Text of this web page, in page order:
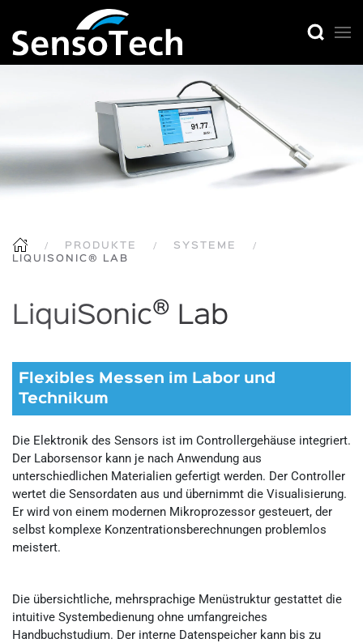
PRODUKTE
SYSTEME
LIQUISONIC® LAB
LiquiSonic® Lab
Flexibles Messen im Labor und
Technikum
Die Elektronik des Sensors ist im Controllergehäuse integriert.
Der Laborsensor kann je nach Anwendung aus
unterschiedlichen Materialien gefertigt werden. Der Controller
wertet die Sensordaten aus und übernimmt die Visualisierung.
Er wird von einem modernen Mikroprozessor gesteuert, der
selbst komplexe Konzentrationsberechnungen problemlos
meistert.
Die übersichtliche, mehrsprachige Menüstruktur gestattet die
intuitive Systembedienung ohne umfangreiches
Handbuchstudium. Der interne Datenspeicher kann bis zu